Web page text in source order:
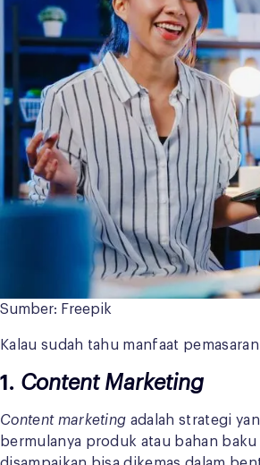
Sumber: Freepik
Kalau sudah tahu manfaat
1 . Content Marketing
Content marketing adalah strategi
bermulanya produk atau bahan